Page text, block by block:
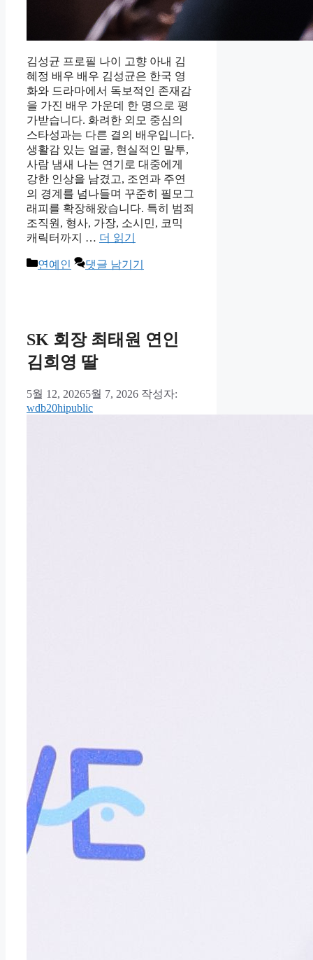
김성균 프로필 나이 고향 아내 김
혜정 배우 배우 김성균은 한국 영
화와 드라마에서 독보적인 존재감
을 가진 배우 가운데 한 명으로 평
가받습니다. 화려한 외모 중심의
스타성과는 다른 결의 배우입니다.
생활감 있는 얼굴, 현실적인 말투,
사람 냄새 나는 연기로 대중에게
강한 인상을 남겼고, 조연과 주연
의 경계를 넘나들며 꾸준히 필모그
래피를 확장해왔습니다. 특히 범죄
조직원, 형사, 가장, 소시민, 코믹
캐릭터까지 … 더 읽기
카
연예인 댓글 남기기
SK 회장 최태원 연인
김희영 딸
5월 12, 20265월 7, 2026 작성자:
wdb20hipublic